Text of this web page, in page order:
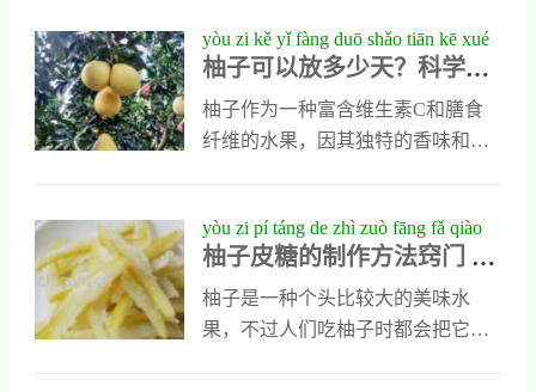
却常常成为疑问。中医理论认为，
湿热体质的人通常表现为口干、舌
苔黄腻、容易上火等症状。那么，
湿热体质的人究竟能不能吃柚子
来看，柚子含有丰富的维生素C、
钾以及多种抗氧化物质，这些成分
有助于增强免疫力和改善体内环
境。柚子属于寒凉性水果，适量食
yòu zi kě yǐ fàng duō shǎo tiān kē xué
bǎo cún yán cháng bǎo xiān qī
柚子可以放多少天？科学保
存延长保鲜期
柚子作为一种富含维生素C和膳食
纤维的水果，因其独特的香味和丰
存时间问题。那么，柚子到底可以
放多少天呢？这主要取决于保存环
境、柚子的新鲜程度以及是否采取
了正确的储存方法。一般来说，在
yòu zi pí táng de zhì zuò fāng fǎ qiào
mén gào sù nǐ yòu zi pí táng zěn me
zuò hǎo
柚子皮糖的制作方法窍门 告
诉你柚子皮糖怎么做好
柚子是一种个头比较大的美味水
果，不过人们吃柚子时都会把它的